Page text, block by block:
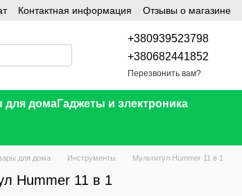
Контактная информация Отзывы о магазине
+380939523798
+380682441852
Перезвонить вам?
для домаГаджеты и электроника
для дома Инструменты Мультитул Hummer 11 в 1
Hummer 11 в 1